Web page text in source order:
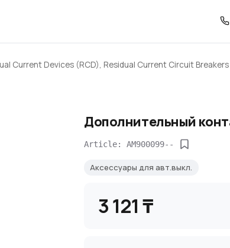
Current Devices (RCD), Residual Current Circuit
Дополнительный
Article: AM900099--
Аксессуары для авт.выкл.
3 121 ₸